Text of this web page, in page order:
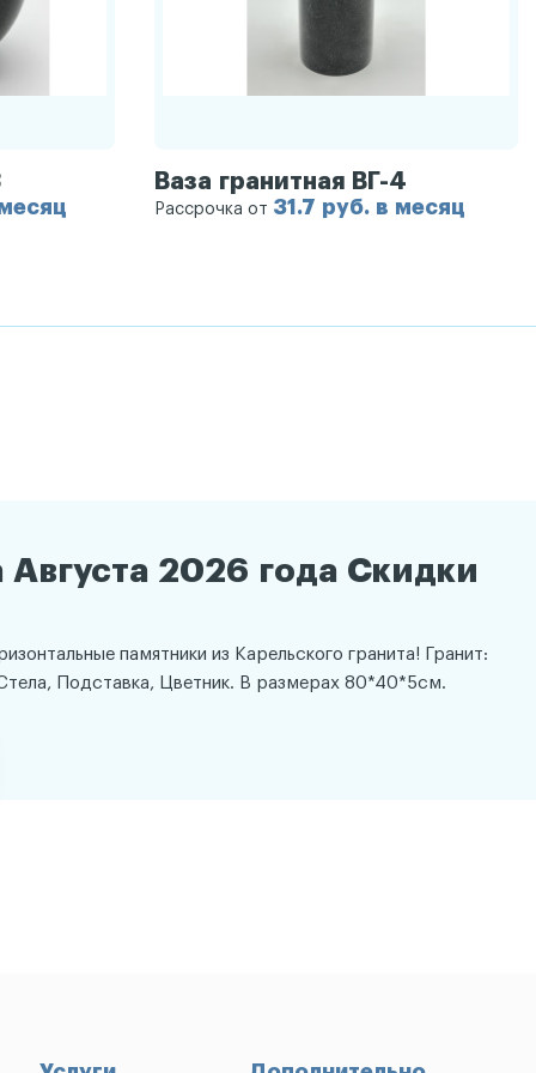
Ваза гранитная ВГ-4
Рассрочка от 31.7 руб. в месяц
2026 года Скидки
памятники из Карельского гранита! Гранит:
Подставка, Цветник. В размерах 80*40*5см.